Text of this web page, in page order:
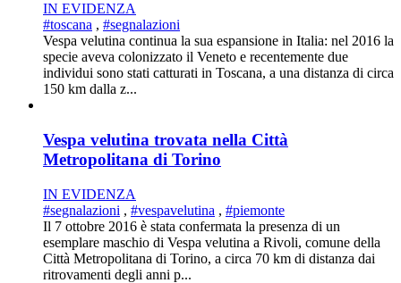
IN EVIDENZA
#toscana , #segnalazioni
Vespa velutina continua la sua espansione in Italia: nel 2016 la
specie aveva colonizzato il Veneto e recentemente due
individui sono stati catturati in Toscana, a una distanza di circa
150 km dalla z...
Vespa velutina trovata nella Città
Metropolitana di Torino
IN EVIDENZA
#segnalazioni , #vespavelutina , #piemonte
Il 7 ottobre 2016 è stata confermata la presenza di un
esemplare maschio di Vespa velutina a Rivoli, comune della
Città Metropolitana di Torino, a circa 70 km di distanza dai
ritrovamenti degli anni p...